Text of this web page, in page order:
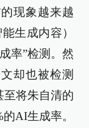
现象越来越
生成内容）
率”检测。然
却也被检测
至将朱自清的
AI生成率。